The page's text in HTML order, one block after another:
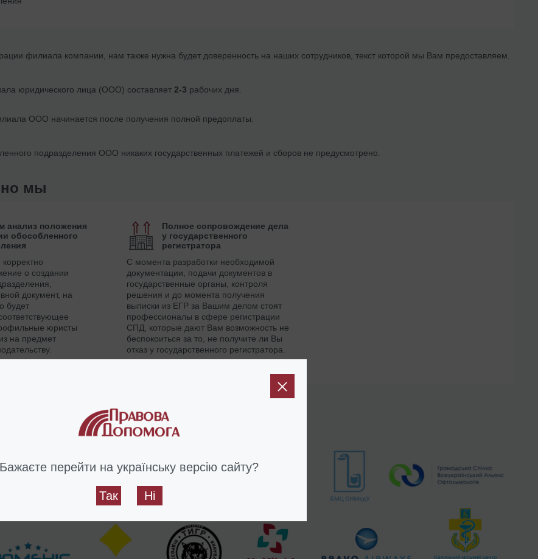
филиала компании, нам также нужна будет доверенность на наших сотрудников, текст которой мы Вам предоставляем.
юридического лица (ООО) составляет 2-3 рабочих дня.
ООО начинается после получения полной предоплаты.
подразделения ООО никаких государственных платежей и сборов не предусмотрено.
мы
анализ положения
обособленного
о создании
документ, на
будет
юристы
на предмет
Полное сопровождение дела
у государственного
регистратора
С момента разработки необходимой
документации, подачи документов в
государственные органы, контроля
решения и до момента получения
выписки из ЕГР за Вашим делом стоят
профессионалы в сфере регистрации
СПД, которые дают Вам возможность не
беспокоиться за то, не получите ли Вы
отказ у государственного регистратора.
Бажаєте перейти на українську версію сайту?
Так Ні